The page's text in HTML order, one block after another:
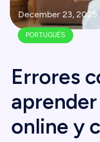
December 23, 2025
PORTUGUÉS
Errores
online y